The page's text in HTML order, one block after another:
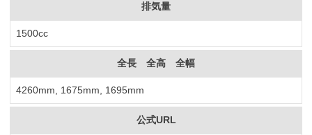
排気量
1500cc
全長 全高 全幅
4260mm, 1675mm, 1695mm
公式URL